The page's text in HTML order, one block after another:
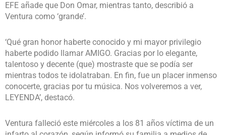
EFE añade que Don Omar, mientras tanto, describió a
Ventura como ‘grande’.
‘Qué gran honor haberte conocido y mi mayor privilegio
haberte podido llamar AMIGO. Gracias por lo elegante,
talentoso y decente (que) mostraste que se podía ser
mientras todos te idolatraban. En fin, fue un placer inmenso
conocerte, gracias por tu música. Nos volveremos a ver,
LEYENDA’, destacó.
Ventura falleció este miércoles a los 81 años víctima de un